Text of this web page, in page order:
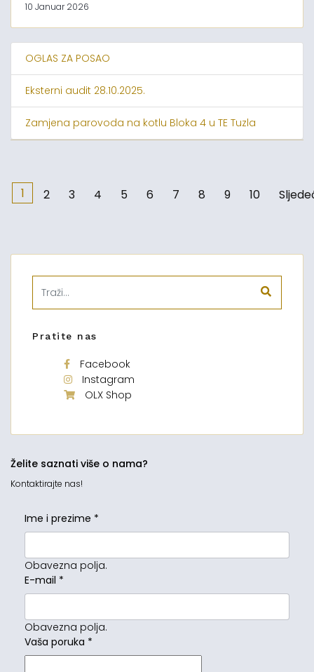
10 Januar 2026
OGLAS ZA POSAO
Eksterni audit 28.10.2025.
Zamjena parovoda na kotlu Bloka 4 u TE Tuzla
1 2 3 4 5 6 7 8 9 10
Pratite nas
Facebook
Instagram
OLX Shop
Želite saznati više o nama?
Kontaktirajte nas!
Ime i prezime *
Obavezna polja.
E-mail *
Obavezna polja.
Vaša poruka *